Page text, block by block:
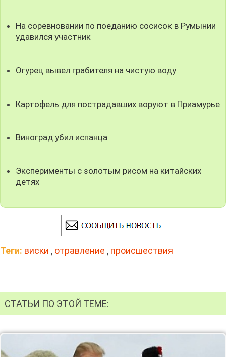
На соревновании по поеданию сосисок в Румынии
удавился участник
Огурец вывел грабителя на чистую воду
Картофель для пострадавших воруют в Приамурье
Виноград убил испанца
Эксперименты с золотым рисом на китайских
детях
Теги: виски , отравление , происшествия
СТАТЬИ ПО ЭТОЙ ТЕМЕ: